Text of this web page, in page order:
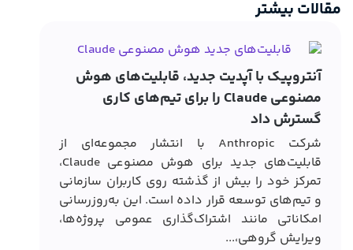
مقالات بیشتر
آنتروپیک با آپدیت جدید، قابلیت‌های هوش
مصنوعی Claude را برای تیم‌های کاری
گسترش داد
شرکت Anthropic با انتشار مجموعه‌ای از
قابلیت‌های جدید برای هوش مصنوعی Claude،
تمرکز خود را بیش از گذشته روی کاربران سازمانی
و تیم‌های توسعه قرار داده است. این به‌روزرسانی
امکاناتی مانند اشتراک‌گذاری عمومی پروژه‌ها،
ویرایش گروهی،...